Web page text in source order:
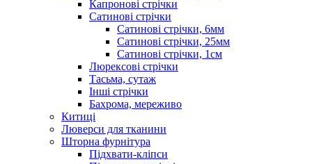
Капронові стрічки
Сатинові стрічки
Сатинові стрічки, 6мм
Сатинові стрічки, 25мм
Сатинові стрічки, 1см
Люрексові стрічки
Тасьма, сутаж
Інші стрічки
Бахрома, мереживо
Китиці
Люверси для тканини
Шторна фурнітура
Підхвати-кліпси